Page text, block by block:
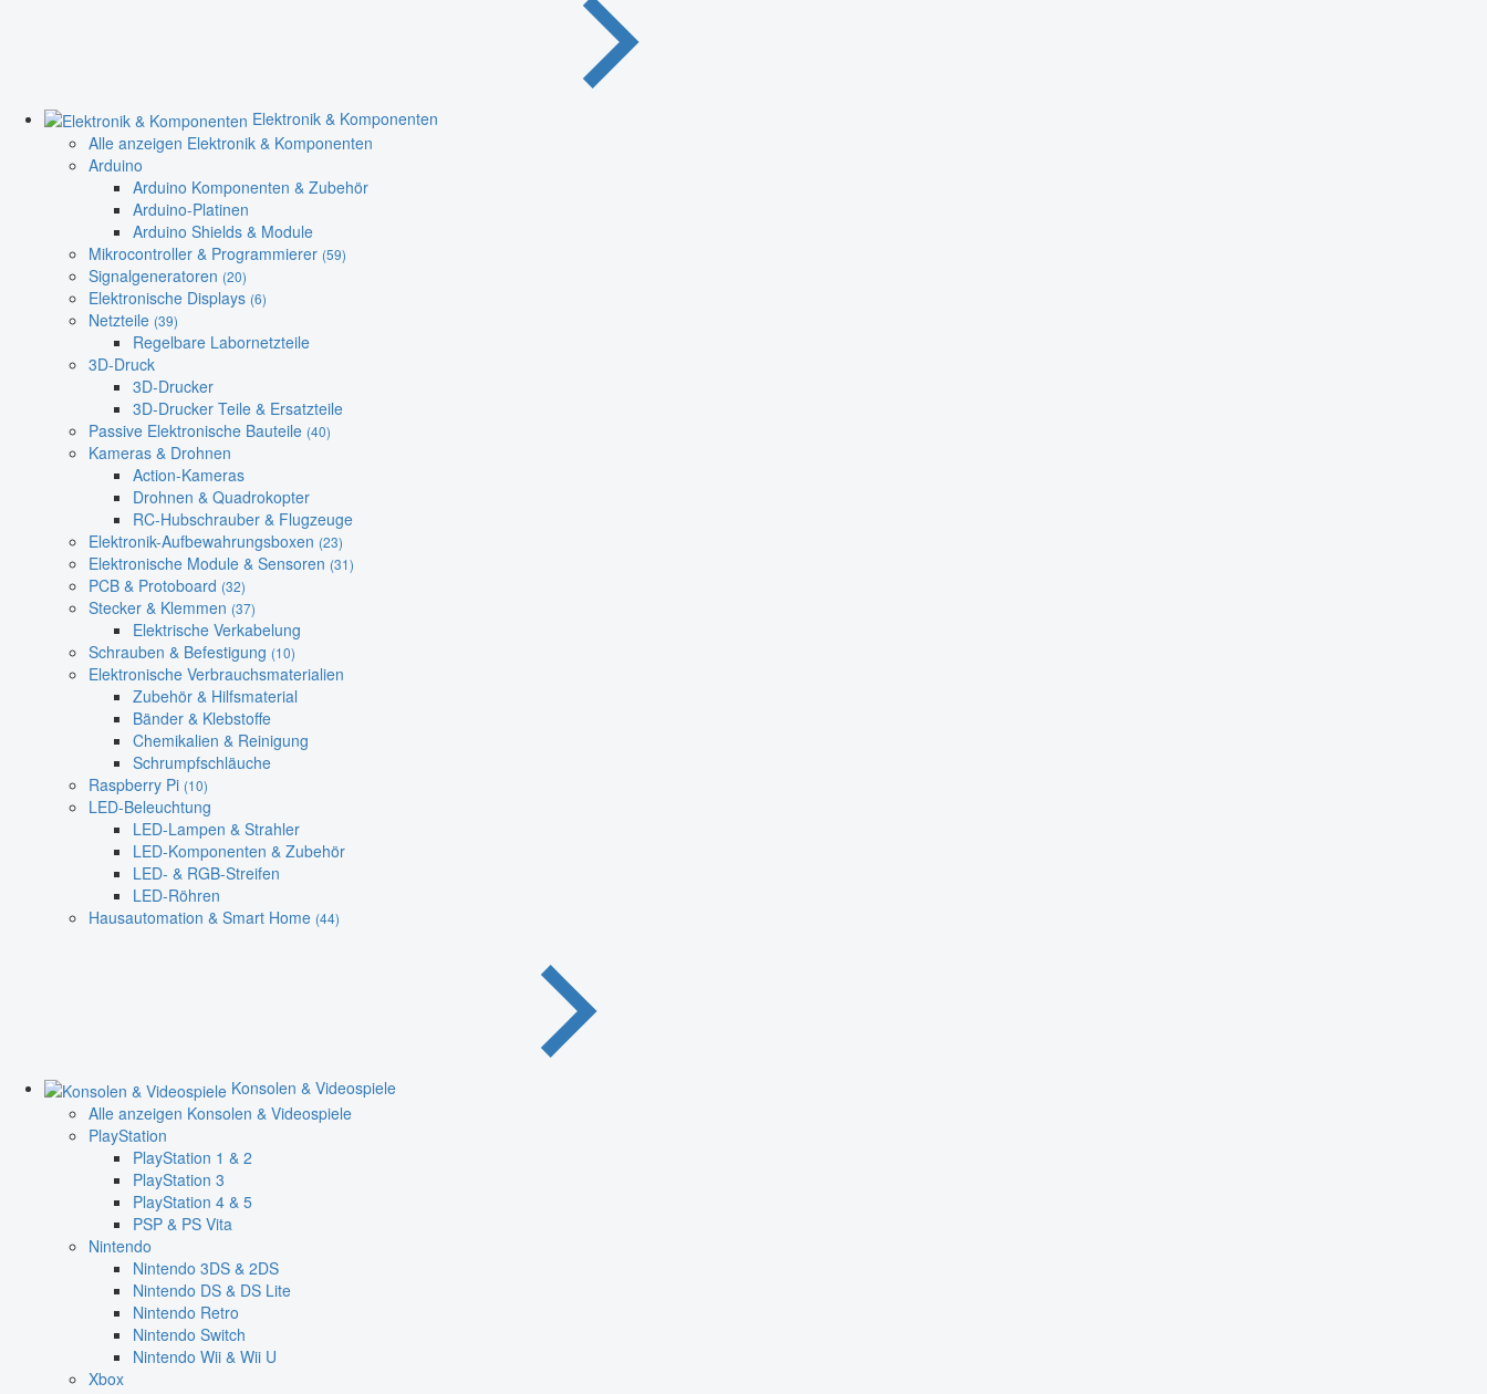
Elektronik & Komponenten
Alle anzeigen Elektronik & Komponenten
Arduino
Arduino Komponenten & Zubehör
Arduino-Platinen
Arduino Shields & Module
Mikrocontroller & Programmierer (59)
Signalgeneratoren (20)
Elektronische Displays (6)
Netzteile (39)
Regelbare Labornetzteile
3D-Druck
3D-Drucker
3D-Drucker Teile & Ersatzteile
Passive Elektronische Bauteile (40)
Kameras & Drohnen
Action-Kameras
Drohnen & Quadrokopter
RC-Hubschrauber & Flugzeuge
Elektronik-Aufbewahrungsboxen (23)
Elektronische Module & Sensoren (31)
PCB & Protoboard (32)
Stecker & Klemmen (37)
Elektrische Verkabelung
Schrauben & Befestigung (10)
Elektronische Verbrauchsmaterialien
Zubehör & Hilfsmaterial
Bänder & Klebstoffe
Chemikalien & Reinigung
Schrumpfschläuche
Raspberry Pi (10)
LED-Beleuchtung
LED-Lampen & Strahler
LED-Komponenten & Zubehör
LED- & RGB-Streifen
LED-Röhren
Hausautomation & Smart Home (44)
Konsolen & Videospiele
Alle anzeigen Konsolen & Videospiele
PlayStation
PlayStation 1 & 2
PlayStation 3
PlayStation 4 & 5
PSP & PS Vita
Nintendo
Nintendo 3DS & 2DS
Nintendo DS & DS Lite
Nintendo Retro
Nintendo Switch
Nintendo Wii & Wii U
Xbox